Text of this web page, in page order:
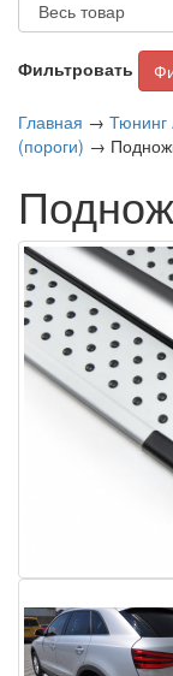
Фильтровать
Главная → Тюнинг
(пороги) →